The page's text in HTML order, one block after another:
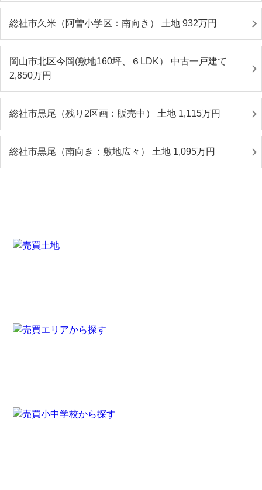
総社市久米（阿曽小学区：南向き） 土地 932万円
岡山市北区今岡(敷地160坪、６LDK） 中古一戸建て
2,850万円
総社市黒尾（残り2区画：販売中） 土地 1,115万円
総社市黒尾（南向き：敷地広々） 土地 1,095万円